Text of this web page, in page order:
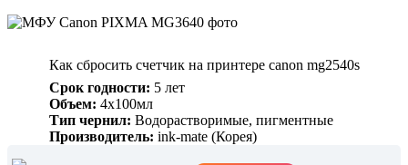
Как сбросить счетчик на принтере canon mg2540s
Срок годности: 5 лет
Объем: 4х100мл
Тип чернил: Водорастворимые, пигментные
Производитель: ink-mate (Корея)